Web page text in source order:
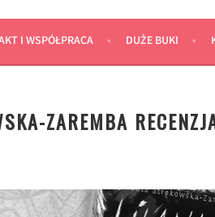
I WSPÓŁPRACA DUŻE BUKI
ZAREMBA